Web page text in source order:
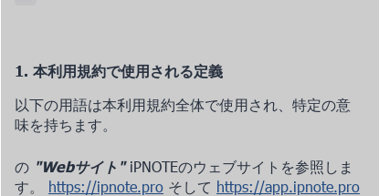
1. 本利用規約で使用される定義
以下の用語は本利用規約全体で使用され、特定の意
味を持ちます。
の "Webサイト"iPNOTEのウェブサイトを参照しま
す。 https://ipnote.pro そして https://app.ipnote.pro